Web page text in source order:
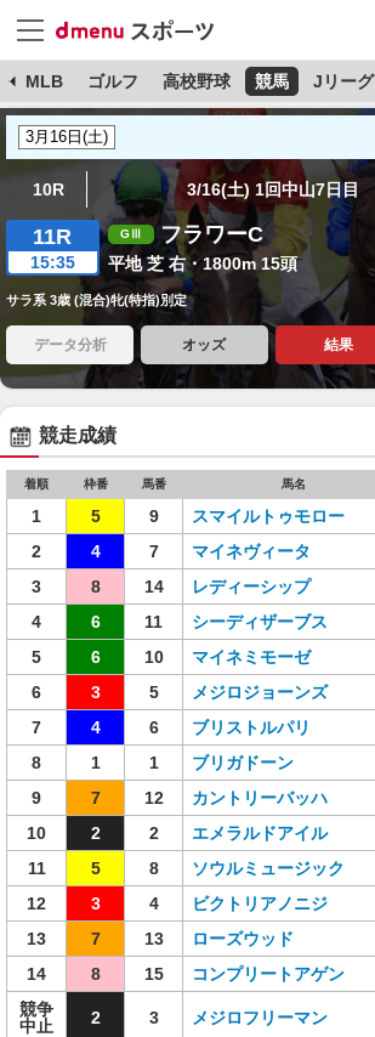
MLB ゴルフ 高校野球 競馬 Jリーグ
10R 3/16(土) 1回中山7日目
11R
15:35
フラワーC
平地 芝 右・1800m 15頭
サラ系 3歳 (混合)牝(特指)別定
データ分析 オッズ 結果
競走成績
着順 枠番 馬番 馬名
1 5 9 スマイルトゥモロー
2
4 7 マイネヴィータ
3
8 14 レディーシップ
4
6 11 シーディザーブス
5
6 10 マイネミモーゼ
6
3 5 メジロジョーンズ
7
4 6 ブリストルパリ
8
1 1 ブリガドーン
9
7 12 カントリーバッハ
10
2 2 エメラルドアイル
11
5 8 ソウルミュージック
12
3 4 ビクトリアノニジ
13
7 13 ローズウッド
14
8 15 コンプリートアゲン
競争
中止
2 3 メジロフリーマン